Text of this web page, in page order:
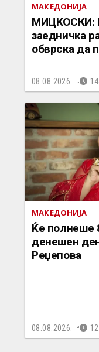
МАКЕДОНИЈА
МИЦКОСКИ:
заедничка
обврска да
08.08.2026.
МАКЕДОНИЈА
Ќе полнеше
денешен
Реџепова
08.08.2026.